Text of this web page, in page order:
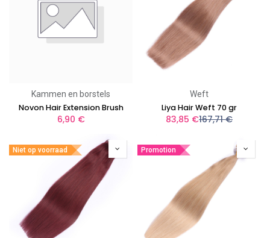
Kammen en borstels
Novon Hair Extension Brush
6,90 €
Weft
Liya Hair Weft 70 gr
83,85 €167,71€
Niet op voorraad Promotion